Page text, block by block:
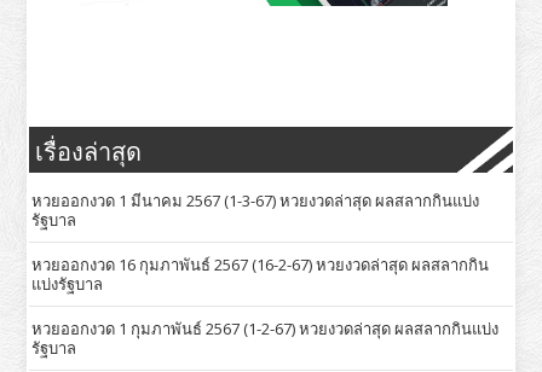
เรื่องล่าสุด
หวยออกงวด 1 มีนาคม 2567 (1-3-67) หวยงวดล่าสุด ผลสลากกินแบ่ง
รัฐบาล
หวยออกงวด 16 กุมภาพันธ์ 2567 (16-2-67) หวยงวดล่าสุด ผลสลากกิน
แบ่งรัฐบาล
หวยออกงวด 1 กุมภาพันธ์ 2567 (1-2-67) หวยงวดล่าสุด ผลสลากกินแบ่ง
รัฐบาล